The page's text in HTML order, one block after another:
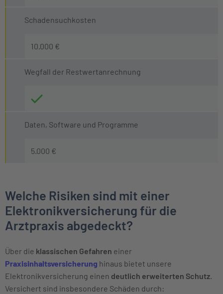
Schadensuchkosten
10.000 €
Wegfall der Restwertanrechnung
Daten, Software und Programme
5.000 €
Welche Risiken sind mit einer
Elektronikversicherung für die
Arztpraxis abgedeckt?
Über die klassischen Gefahren einer
Praxisinhaltsversicherung hinaus bietet unsere
Elektronikversicherung einen deutlich erweiterten Schutz.
Versichert sind insbesondere Schäden durch: